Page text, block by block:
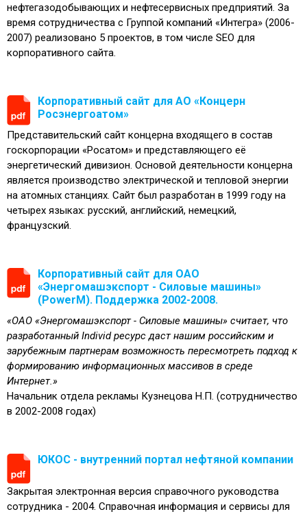
нефтегазодобывающих и нефтесервисных предприятий. За
время сотрудничества с Группой компаний «Интегра» (2006-
2007) реализовано 5 проектов, в том числе SEO для
корпоративного сайта.
Корпоративный сайт для АО «Концерн
Росэнергоатом»
Представительский сайт концерна входящего в состав
госкорпорации «Росатом» и представляющего её
энергетический дивизион. Основой деятельности концерна
является производство электрической и тепловой энергии
на атомных станциях. Сайт был разработан в 1999 году на
четырех языках: русский, английский, немецкий,
французский.
Корпоративный сайт для ОАО
«Энергомашэкспорт - Силовые машины»
(PowerM). Поддержка 2002-2008.
«ОАО «Энергомашэкспорт - Силовые машины» считает, что
разработанный Individ ресурс даст нашим российским и
зарубежным партнерам возможность пересмотреть подход к
формированию информационных массивов в среде
Интернет.»
Начальник отдела рекламы Кузнецова Н.П. (сотрудничество
в 2002-2008 годах)
ЮКОС - внутренний портал нефтяной компании
Закрытая электронная версия справочного руководства
сотрудника - 2004. Справочная информация и сервисы для